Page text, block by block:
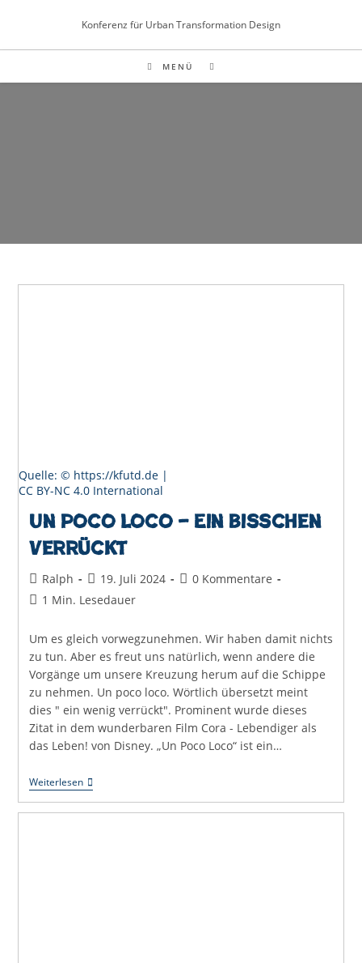
springen
Konferenz für Urban Transformation Design
MENÜ
Quelle: © https://kfutd.de |
CC BY-NC 4.0 International
Un poco loco – Ein bisschen
verrückt
Beitrags-
Autor:
Ralph
Beitrag
veröffentlicht:
19. Juli 2024
Beitrags-
0 Kommentare
Lesedauer:
1 Min. Lesedauer
Um es gleich vorwegzunehmen. Wir haben damit nichts
zu tun. Aber es freut uns natürlich, wenn andere die
Vorgänge um unsere Kreuzung herum auf die Schippe
zu nehmen. Un poco loco. Wörtlich übersetzt meint
dies " ein wenig verrückt". Prominent wurde dieses
Zitat in dem wunderbaren Film Cora - Lebendiger als
das Leben! von Disney. „Un Poco Loco“ ist ein…
WeiterlesenUn
Poco